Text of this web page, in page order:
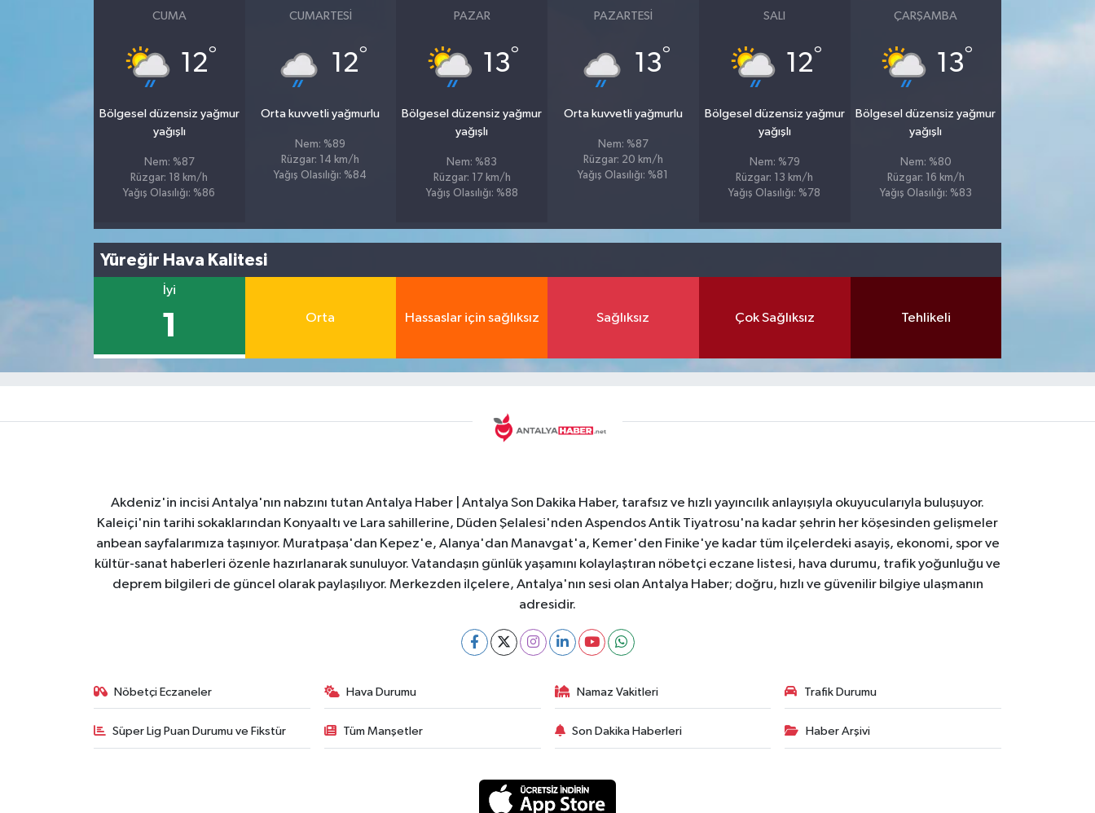
CUMA
12°
Bölgesel düzensiz yağmur
yağışlı
Nem: %87
Rüzgar: 18 km/h
Yağış Olasılığı: %86
CUMARTESI
12°
Orta kuvvetli yağmurlu
Nem: %89
Rüzgar: 14 km/h
Yağış Olasılığı: %84
PAZAR
13°
Bölgesel düzensiz yağmur
yağışlı
Nem: %83
Rüzgar: 17 km/h
Yağış Olasılığı: %88
PAZARTESI
13°
Orta kuvvetli yağmurlu
Nem: %87
Rüzgar: 20 km/h
Yağış Olasılığı: %81
SALI
12°
Bölgesel düzensiz yağmur
yağışlı
Nem: %79
Rüzgar: 13 km/h
Yağış Olasılığı: %78
ÇARŞAMBA
13°
Bölgesel düzensiz yağmur
yağışlı
Nem: %80
Rüzgar: 16 km/h
Yağış Olasılığı: %83
Yüreğir Hava Kalitesi
İyi
1 Orta Hassaslar için sağlıksız Sağlıksız Çok Sağlıksız Tehlikeli
Akdeniz'in incisi Antalya'nın nabzını tutan Antalya Haber | Antalya Son Dakika Haber, tarafsız ve hızlı yayıncılık anlayışıyla okuyucularıyla buluşuyor.
Kaleiçi'nin tarihi sokaklarından Konyaaltı ve Lara sahillerine, Düden Şelalesi'nden Aspendos Antik Tiyatrosu'na kadar şehrin her köşesinden gelişmeler
anbean sayfalarımıza taşınıyor. Muratpaşa'dan Kepez'e, Alanya'dan Manavgat'a, Kemer'den Finike'ye kadar tüm ilçelerdeki asayiş, ekonomi, spor ve
kültür-sanat haberleri özenle hazırlanarak sunuluyor. Vatandaşın günlük yaşamını kolaylaştıran nöbetçi eczane listesi, hava durumu, trafik yoğunluğu ve
deprem bilgileri de güncel olarak paylaşılıyor. Merkezden ilçelere, Antalya'nın sesi olan Antalya Haber; doğru, hızlı ve güvenilir bilgiye ulaşmanın
adresidir.
Nöbetçi Eczaneler Hava Durumu Namaz Vakitleri Trafik Durumu
Süper Lig Puan Durumu ve Fikstür Tüm Manşetler Son Dakika Haberleri Haber Arşivi